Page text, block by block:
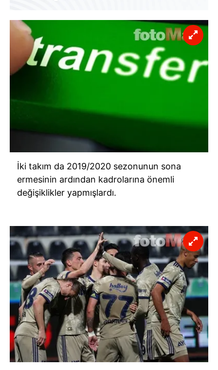
İki takım da 2019/2020 sezonunun sona
ermesinin ardından kadrolarına önemli
değişiklikler yapmışlardı.